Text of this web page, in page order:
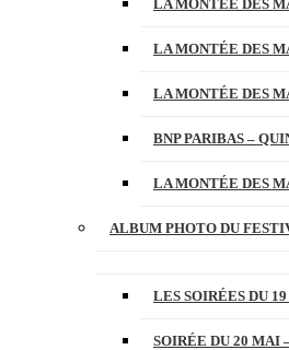
LA MONTÉE DES
LA MONTÉE DES
LA MONTÉE DES
BNP PARIBAS –
LA MONTÉE DES
ALBUM PHOTO DU
LES SOIRÉES DU
SOIRÉE DU 20 MAI